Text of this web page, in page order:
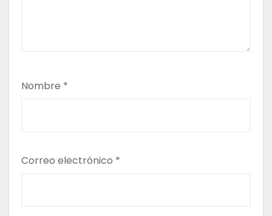
Nombre *
Correo electrónico *